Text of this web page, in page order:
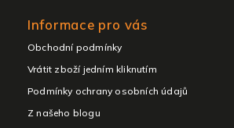
Informace pro vás
Obchodní podmínky
Vrátit zboží jedním kliknutím
Podmínky ochrany osobních údajů
Z našeho blogu